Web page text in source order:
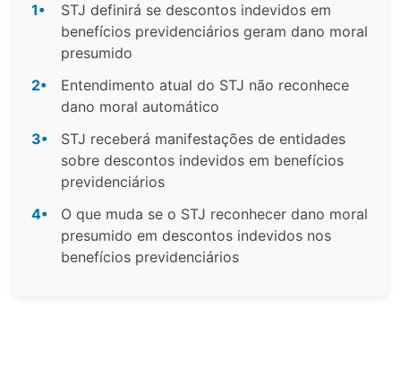
1•
STJ definirá se descontos indevidos em
benefícios previdenciários geram dano moral
presumido
2•
Entendimento atual do STJ não reconhece
dano moral automático
3•
STJ receberá manifestações de entidades
sobre descontos indevidos em benefícios
previdenciários
4•
O que muda se o STJ reconhecer dano moral
presumido em descontos indevidos nos
benefícios previdenciários